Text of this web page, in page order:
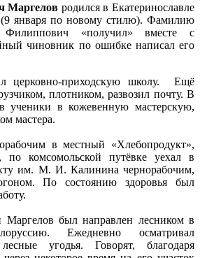
Маргелов родился в Екатеринославле
(9 января по новому стилю). Фамилию
«получил» вместе с
чиновник по ошибке написал его
церковно-приходскую школу. Ещё
плотником, развозил почту. В
в кожевенную мастерскую,
мастера.
в местный «Хлебопродукт»,
по комсомольской путёвке уехал в
им. М. И. Калинина чернорабочим,
По состоянию здоровья был
был направлен лесником в
Ежедневно осматривал
угодья. Говорят, благодаря